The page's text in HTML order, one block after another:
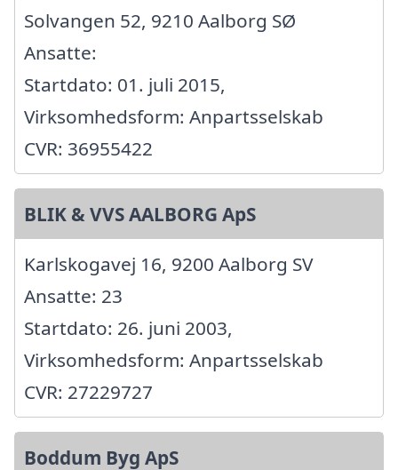
Solvangen 52, 9210 Aalborg SØ
Ansatte:
Startdato: 01. juli 2015,
Virksomhedsform: Anpartsselskab
CVR: 36955422
BLIK & VVS AALBORG ApS
Karlskogavej 16, 9200 Aalborg SV
Ansatte: 23
Startdato: 26. juni 2003,
Virksomhedsform: Anpartsselskab
CVR: 27229727
Boddum Byg ApS